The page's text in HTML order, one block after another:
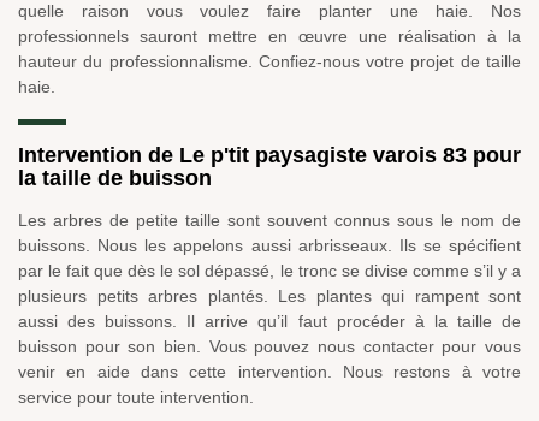
quelle raison vous voulez faire planter une haie. Nos
professionnels sauront mettre en œuvre une réalisation à la
hauteur du professionnalisme. Confiez-nous votre projet de taille
haie.
Intervention de Le p'tit paysagiste varois 83 pour
la taille de buisson
Les arbres de petite taille sont souvent connus sous le nom de
buissons. Nous les appelons aussi arbrisseaux. Ils se spécifient
par le fait que dès le sol dépassé, le tronc se divise comme s’il y a
plusieurs petits arbres plantés. Les plantes qui rampent sont
aussi des buissons. Il arrive qu’il faut procéder à la taille de
buisson pour son bien. Vous pouvez nous contacter pour vous
venir en aide dans cette intervention. Nous restons à votre
service pour toute intervention.